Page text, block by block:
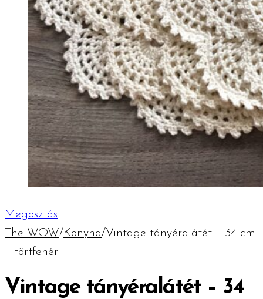
Megosztás
The WOW/Konyha/Vintage tányéralátét – 34 cm
– törtfehér
Vintage tányéralátét – 34